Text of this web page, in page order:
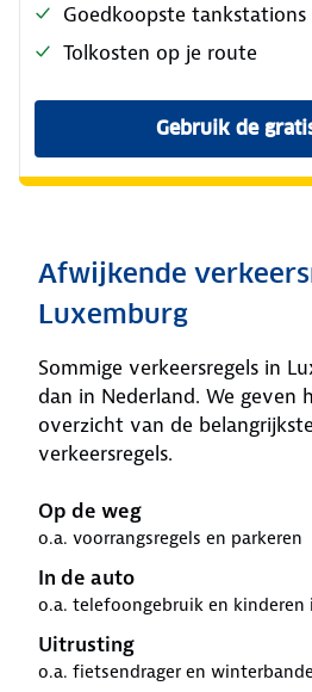
Goedkoopste tankstations
Tolkosten op je route
Gebruik de
Afwijkende
Luxemburg
Sommige verkeersregels in
dan in Nederland. We geven
overzicht van de
verkeersregels.
Op de weg
o.a. voorrangsregels en parkeren
In de auto
o.a. telefoongebruik en kinderen
Uitrusting
o.a. fietsendrager en